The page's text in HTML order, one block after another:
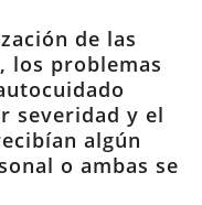
de las
los problemas
severidad y el
algún
o ambas se